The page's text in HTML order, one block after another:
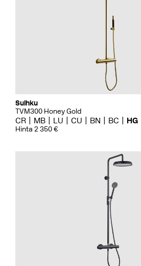
Suihku
TVM300 Honey Gold
CR MB LU CU BN BC HG
Hinta 2 350 €